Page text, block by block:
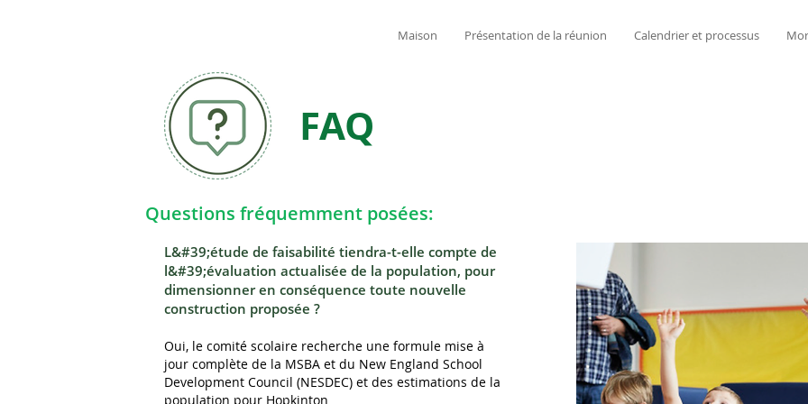
Maison Présentation de la réunion Calendrier et processus
FAQ
Questions fréquemment posées:
L&#39;étude de faisabilité tiendra-t-elle compte de
l&#39;évaluation actualisée de la population, pour
dimensionner en conséquence toute nouvelle
construction proposée ?
Oui, le comité scolaire recherche une formule mise à
jour complète de la MSBA et du New England School
Development Council (NESDEC) et des estimations de la
population pour Hopkinton